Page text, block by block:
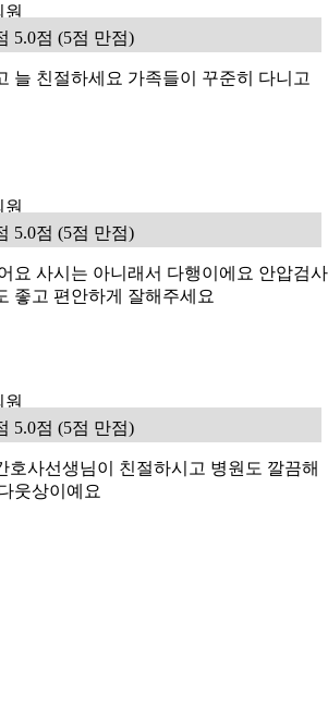
원
5.0점 (5점 만점)
늘 친절하세요 가족들이 꾸준히 다니고
원
5.0점 (5점 만점)
요 사시는 아니래서 다행이에요 안압검사
좋고 편안하게 잘해주세요
원
5.0점 (5점 만점)
호사선생님이 친절하시고 병원도 깔끔해
웃상이예요